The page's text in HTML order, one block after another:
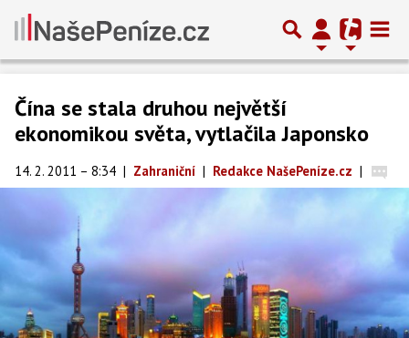
Čína se stala druhou největší
ekonomikou světa, vytlačila Japonsko
14. 2. 2011 – 8:34 | Zahraniční | Redakce NašePeníze.cz |